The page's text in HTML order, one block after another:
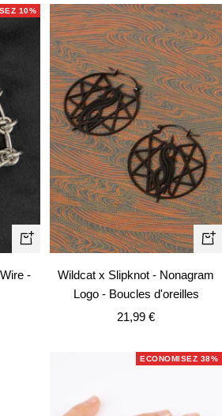
vente
10%
Ajouter
-
Wildcat x Slipknot - Nonagram
Logo - Boucles d'oreilles
Prix
vente
21,99 €
ECONOMISEZ 38%